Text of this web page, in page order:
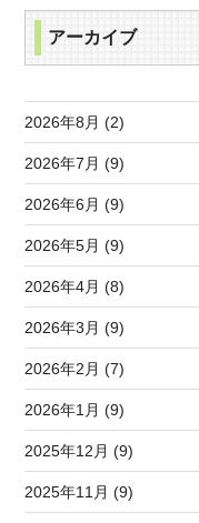
アーカイブ
2026年8月 (2)
2026年7月 (9)
2026年6月 (9)
2026年5月 (9)
2026年4月 (8)
2026年3月 (9)
2026年2月 (7)
2026年1月 (9)
2025年12月 (9)
2025年11月 (9)